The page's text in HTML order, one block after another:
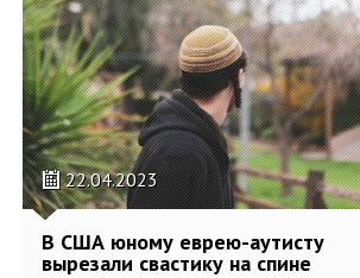
22.04.2023
В США юному еврею-аутисту
вырезали свастику на спине